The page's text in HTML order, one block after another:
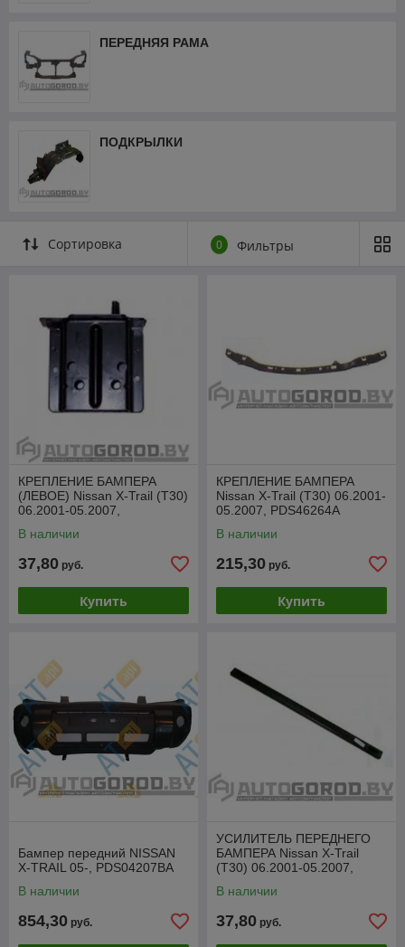
ПЕРЕДНЯЯ РАМА
ПОДКРЫЛКИ
Сортировка 0 Фильтры
КРЕПЛЕНИЕ БАМПЕРА
(ЛЕВОЕ) Nissan X-Trail (T30)
06.2001-05.2007,
В наличии
37,80 руб.
Купить
КРЕПЛЕНИЕ БАМПЕРА
Nissan X-Trail (T30) 06.2001-
05.2007, PDS46264A
В наличии
215,30 руб.
Купить
Бампер передний NISSAN
X-TRAIL 05-, PDS04207BA
В наличии
854,30 руб.
УСИЛИТЕЛЬ ПЕРЕДНЕГО
БАМПЕРА Nissan X-Trail
(T30) 06.2001-05.2007,
В наличии
37,80 руб.